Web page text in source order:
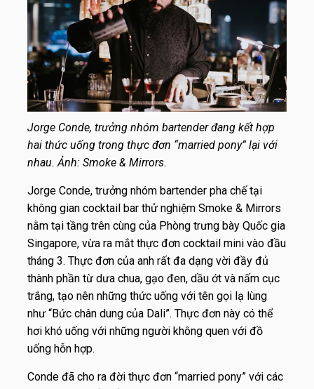
Jorge Conde, trưởng nhóm bartender đang kết hợp
hai thức uống trong thực đơn “married pony” lại với
nhau. Ảnh: Smoke & Mirrors.
Jorge Conde, trưởng nhóm bartender pha chế tại
không gian cocktail bar thử nghiệm Smoke & Mirrors
nằm tại tầng trên cùng của Phòng trưng bày Quốc gia
Singapore, vừa ra mắt thực đơn cocktail mini vào đầu
tháng 3. Thực đơn của anh rất đa dạng vời đầy đủ
thành phần từ dưa chua, gạo đen, dầu ớt và nấm cục
trắng, tạo nên những thức uống với tên gọi lạ lùng
như “Bức chân dung của Dali”. Thực đơn này có thể
hơi khó uống với những người không quen với đồ
uống hỗn hợp.
Conde đã cho ra đời thực đơn “married pony” với các